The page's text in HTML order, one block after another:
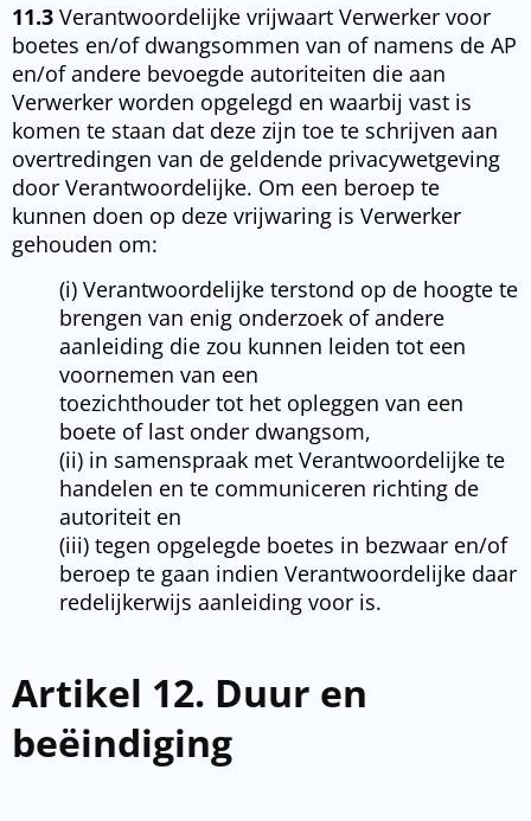
11.3 Verantwoordelijke vrijwaart Verwerker voor
boetes en/of dwangsommen van of namens de AP
en/of andere bevoegde autoriteiten die aan
Verwerker worden opgelegd en waarbij vast is
komen te staan dat deze zijn toe te schrijven aan
overtredingen van de geldende privacywetgeving
door Verantwoordelijke. Om een beroep te
kunnen doen op deze vrijwaring is Verwerker
gehouden om:
(i) Verantwoordelijke terstond op de hoogte te
brengen van enig onderzoek of andere
aanleiding die zou kunnen leiden tot een
voornemen van een
toezichthouder tot het opleggen van een
boete of last onder dwangsom,
(ii) in samenspraak met Verantwoordelijke te
handelen en te communiceren richting de
autoriteit en
(iii) tegen opgelegde boetes in bezwaar en/of
beroep te gaan indien Verantwoordelijke daar
redelijkerwijs aanleiding voor is.
Artikel 12. Duur en
beëindiging